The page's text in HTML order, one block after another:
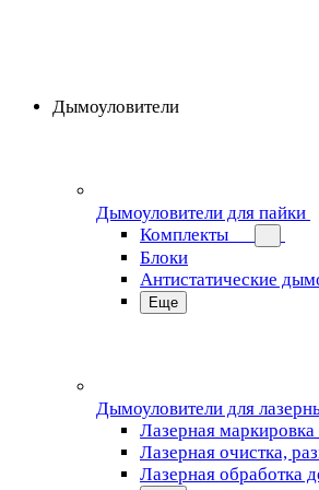
Дымоуловители
Дымоуловители для пайки
Комплекты
Блоки
Антистатические
Еще
Дымоуловители для
Лазерная маркировка
Лазерная очистка,
Лазерная обработка